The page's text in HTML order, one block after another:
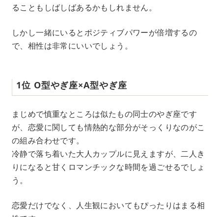
ることもしばしばあるかもしれません。
しかし一緒にいるとポジティブパワーが倍増するの
で、相性は非常にいいでしょう。
1位 O型やぎ座×A型やぎ座
まじめで慎重なところは似たもの同士のやぎ座です
が、恋愛に関しても情熱的な部分がそっくりなのがこ
の組み合わせです。
冷静で落ち着いた大人カップルに見えますが、二人き
りになると甘くロマンチックな時間を過ごせるでしょ
う。
恋愛だけでなく、人生観においてもぴったりはまる相